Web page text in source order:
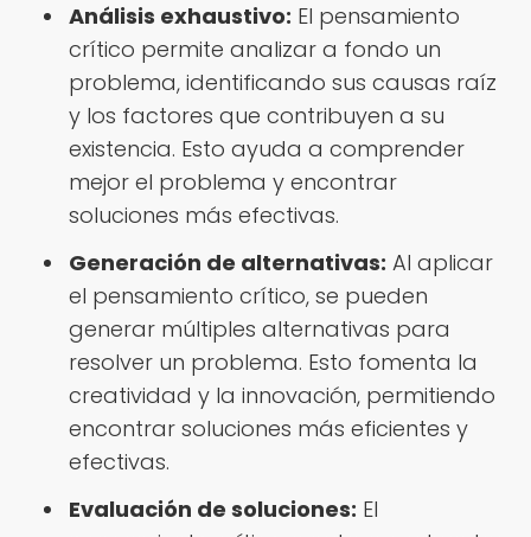
Análisis exhaustivo: El pensamiento
crítico permite analizar a fondo un
problema, identificando sus causas raíz
y los factores que contribuyen a su
existencia. Esto ayuda a comprender
mejor el problema y encontrar
soluciones más efectivas.
Generación de alternativas: Al aplicar
el pensamiento crítico, se pueden
generar múltiples alternativas para
resolver un problema. Esto fomenta la
creatividad y la innovación, permitiendo
encontrar soluciones más eficientes y
efectivas.
Evaluación de soluciones: El